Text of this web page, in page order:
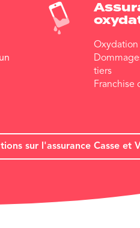
tiers
Franchise
sur l'assurance Casse et